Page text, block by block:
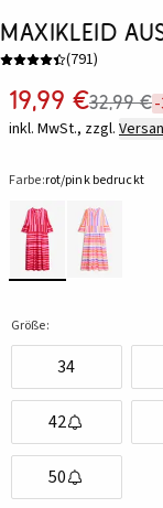
Maxikleid
(791)
19,99 €32,99 €
inkl. MwSt., zzgl.
Farbe:rot/pink bedruckt
Größe:
34
42
50